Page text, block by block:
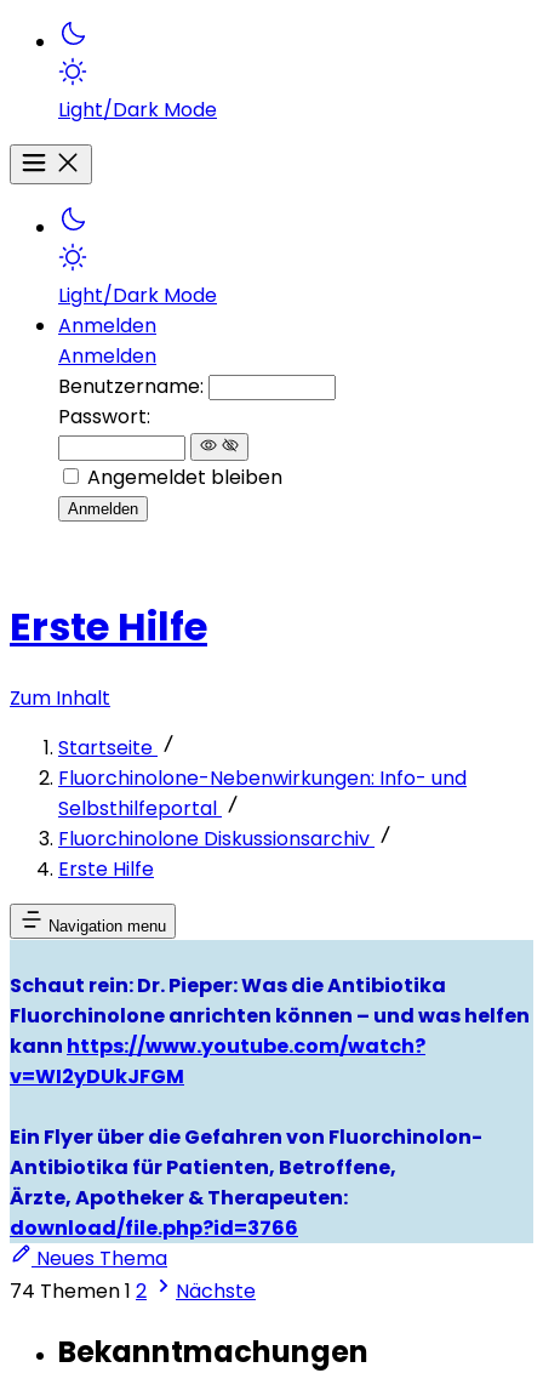
Light/Dark Mode
Light/Dark Mode
Anmelden
Anmelden
Benutzername:
Passwort:
Angemeldet bleiben
Anmelden
Erste Hilfe
Zum Inhalt
Startseite
Fluorchinolone-Nebenwirkungen: Info- und
Selbsthilfeportal
Fluorchinolone Diskussionsarchiv
Erste Hilfe
Navigation menu
Schaut rein: Dr. Pieper: Was die Antibiotika
Fluorchinolone anrichten können – und was helfen
kann https://www.youtube.com/watch?
v=WI2yDUkJFGM
Ein Flyer über die Gefahren von Fluorchinolon-
Antibiotika für Patienten, Betroffene,
Ärzte, Apotheker & Therapeuten:
download/file.php?id=3766
Neues Thema
74 Themen1 2 Nächste
Bekanntmachungen